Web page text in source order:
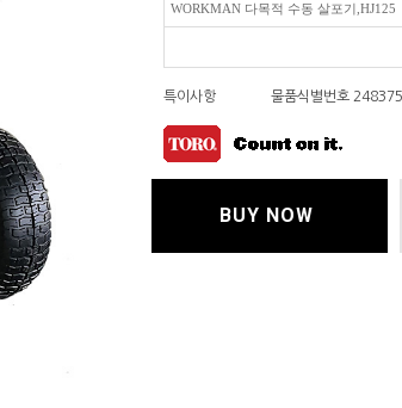
WORKMAN 다목적 수동 살포기,HJ125
특이사항 물품식별번호
BUY NOW